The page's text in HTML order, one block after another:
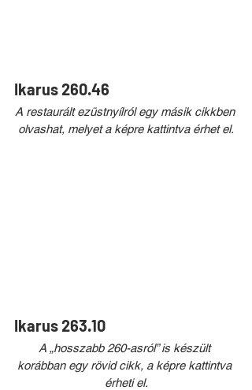
Ikarus 260.46
A restaurált ezüstnyílról egy másik cikkben
olvashat, melyet a képre kattintva érhet el.
Ikarus 263.10
A „hosszabb 260-asról” is készült
korábban egy rövid cikk, a képre kattintva
érheti el.